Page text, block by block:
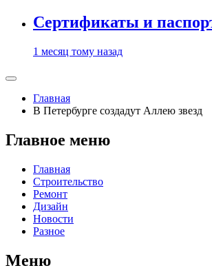
Сертификаты и
1 месяц тому назад
Главная
В Петербурге создадут Аллею звезд
Главное меню
Главная
Строительство
Ремонт
Дизайн
Новости
Разное
Меню